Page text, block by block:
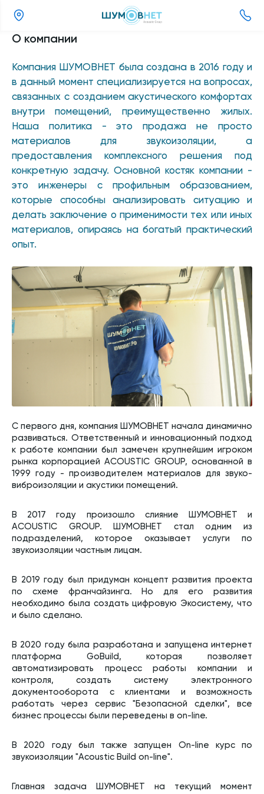
11
О компании
Компания ШУМОВНЕТ была создана в 2016 году и
в данный момент специализируется на вопросах,
связанных с созданием акустического комфортах
внутри помещений, преимущественно жилых.
Наша политика - это продажа не просто
материалов для звукоизоляции, а
предоставления комплексного решения под
конкретную задачу. Основной костяк компании -
это инженеры с профильным образованием,
которые способны анализировать ситуацию и
делать заключение о применимости тех или иных
материалов, опираясь на богатый практический
опыт.
С первого дня, компания ШУМОВНЕТ начала динамично
развиваться. Ответственный и инновационный подход
к работе компании был замечен крупнейшим игроком
рынка корпорацией ACOUSTIC GROUP, основанной в
1999 году - производителем материалов для звуко-
виброизоляции и акустики помещений.
В 2017 году произошло слияние ШУМОВНЕТ и
ACOUSTIC GROUP. ШУМОВНЕТ стал одним из
подразделений, которое оказывает услуги по
звукоизоляции частным лицам.
В 2019 году был придуман концепт развития проекта
по схеме франчайзинга. Но для его развития
необходимо была создать цифровую Экосистему, что
и было сделано.
В 2020 году была разработана и запущена интернет
платформа GoBuild, которая позволяет
автоматизировать процесс работы компании и
контроля, создать систему электронного
документооборота с клиентами и возможность
работать через сервис "Безопасной сделки", все
бизнес процессы были переведены в on-line.
В 2020 году был также запущен On-line курс по
звукоизоляции "Acoustic Build on-line".
Главная задача ШУМОВНЕТ на текущий момент